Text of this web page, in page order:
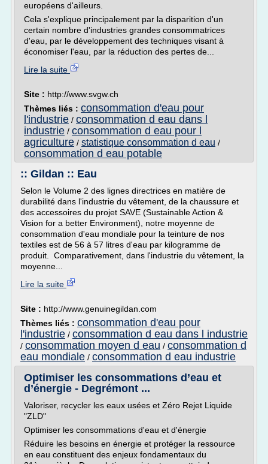
européens d'ailleurs.
Cela s'explique principalement par la disparition d'un
certain nombre d'industries grandes consommatrices
d'eau, par le développement des techniques visant à
économiser l'eau, par la réduction des pertes de...
Lire la suite
Site : http://www.svgw.ch
Thèmes liés : consommation d'eau pour
l'industrie / consommation d eau dans l
industrie / consommation d eau pour l
agriculture / statistique consommation d eau /
consommation d eau potable
:: Gildan :: Eau
Selon le Volume 2 des lignes directrices en matière de
durabilité dans l'industrie du vêtement, de la chaussure et
des accessoires du projet SAVE (Sustainable Action &
Vision for a better Environment), notre moyenne de
consommation d'eau mondiale pour la teinture de nos
textiles est de 56 à 57 litres d'eau par kilogramme de
produit. Comparativement, dans l'industrie du vêtement, la
moyenne...
Lire la suite
Site : http://www.genuinegildan.com
Thèmes liés : consommation d'eau pour
l'industrie / consommation d eau dans l industrie
/ consommation moyen d eau / consommation d
eau mondiale / consommation d eau industrie
Optimiser les consommations d’eau et
d’énergie - Degrémont ...
Valoriser, recycler les eaux usées et Zéro Rejet Liquide
"ZLD"
Optimiser les consommations d'eau et d'énergie
Réduire les besoins en énergie et protéger la ressource
en eau constituent des enjeux fondamentaux du